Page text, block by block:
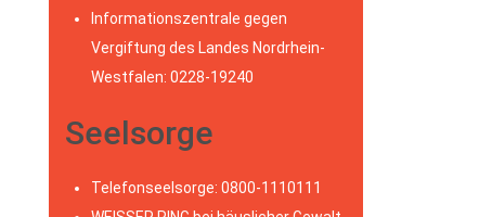
Informationszentrale gegen
Vergiftung des Landes Nordrhein-
Westfalen: 0228-19240
Seelsorge
Telefonseelsorge: 0800-1110111